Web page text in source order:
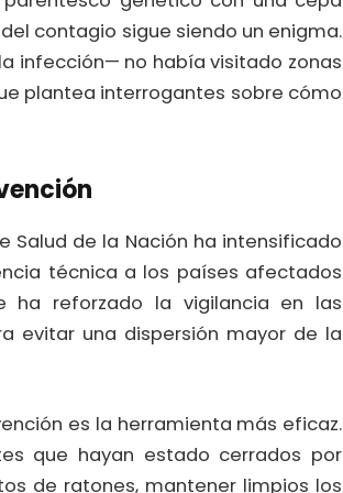
contagio sigue siendo un enigma.
infección— no había visitado zonas
plantea interrogantes sobre cómo
Salud de la Nación ha intensificado
técnica a los países afectados
ha reforzado la vigilancia en las
evitar una dispersión mayor de la
es la herramienta más eficaz.
que hayan estado cerrados por
de ratones, mantener limpios los